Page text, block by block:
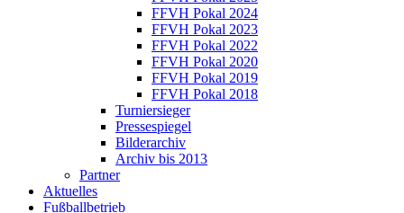
FFVH Pokal 2024
FFVH Pokal 2023
FFVH Pokal 2022
FFVH Pokal 2020
FFVH Pokal 2019
FFVH Pokal 2018
Turniersieger
Pressespiegel
Bilderarchiv
Archiv bis 2013
Partner
Aktuelles
Fußballbetrieb